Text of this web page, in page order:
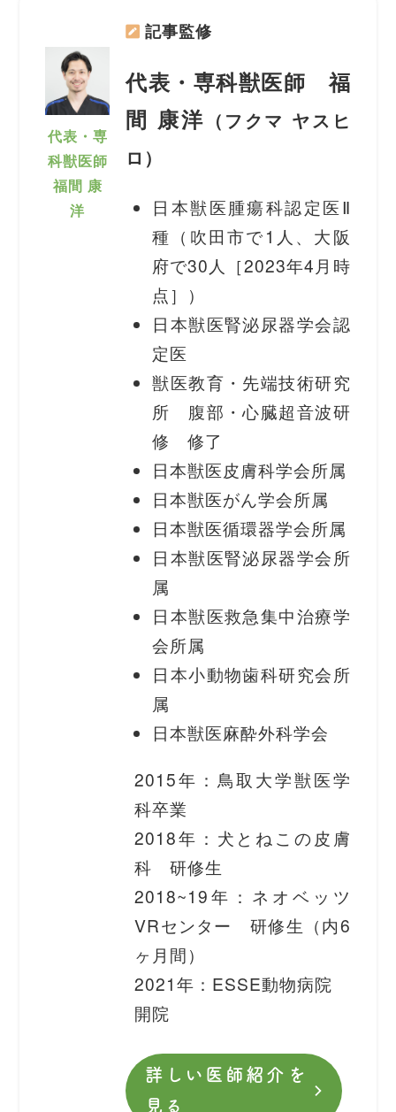
代表・専
科獣医師
福間 康
洋
記事監修
代表・専科獣医師 福
間 康洋 （フクマ ヤスヒ
ロ）
日本獣医腫瘍科認定医Ⅱ
種（吹田市で1人、大阪
府で30人［2023年4月時
点］）
日本獣医腎泌尿器学会認
定医
獣医教育・先端技術研究
所 腹部・心臓超音波研
修 修了
日本獣医皮膚科学会所属
日本獣医がん学会所属
日本獣医循環器学会所属
日本獣医腎泌尿器学会所
属
日本獣医救急集中治療学
会所属
日本小動物歯科研究会所
属
日本獣医麻酔外科学会
2015年：鳥取大学獣医学
科卒業
2018年：犬とねこの皮膚
科 研修生
2018~19年：ネオベッツ
VRセンター 研修生（内6
ヶ月間）
2021年：ESSE動物病院
開院
詳しい医師紹介を
見る